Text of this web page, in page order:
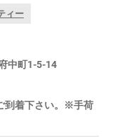
ィー
中町1-5-14
到着下さい。※手荷